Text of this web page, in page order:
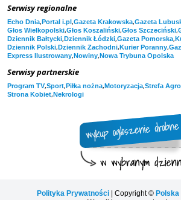
Serwisy regionalne
Echo Dnia,Portal i.pl,Gazeta Krakowska,Gazeta
Głos Wielkopolski,Głos Koszaliński,Głos Szczeciński,
Dziennik Bałtycki,Dziennik Łódzki,Gazeta Pomorska,
Dziennik Polski,Dziennik Zachodni,Kurier Poranny,
Express Ilustrowany,Nowiny,Nowa Trybuna Opolska
Serwisy partnerskie
Program TV,Sport,Piłka nożna,Motoryzacja,Strefa Agro
Strona Kobiet,Nekrologi
Polityka Prywatności | Copyright © Polska